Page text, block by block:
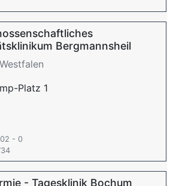
Bergmannsheil
Platz 1
- 0
- Tagesklinik Bochum